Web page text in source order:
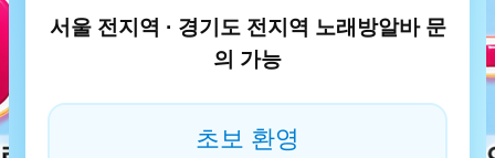
서울 전지역 · 경기도 전지역 노래방알바 문
의 가능
초보 환영